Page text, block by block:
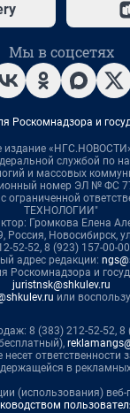
Мы в соцсетях
Роскомнадзора и
издание
службой по
и массовых
номер ЭЛ № ФС
ограниченной
ТЕХНОЛОГИИ"
Громкова Елена
Россия, Новосибирск,
52-52, 8 (923) 157-00-
адрес редакции:
Роскомнадзора и
juristnsk@shkulev.ru
или
8 (383) 212-52-52, 8
несет ответственности
в
(использования)